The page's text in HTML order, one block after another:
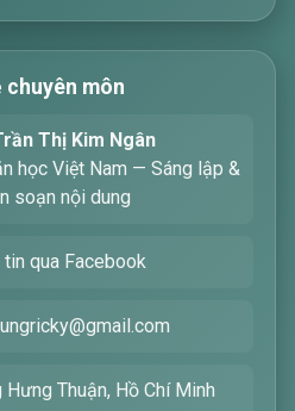
văn học. Hãy nhập từ
tôi sẽ giúp bạn ngay
chuyên môn
Thị Kim Ngân
học Việt Nam — Sáng lập &
soạn nội dung
tin qua Facebook
Thuận, Hồ Chí Minh